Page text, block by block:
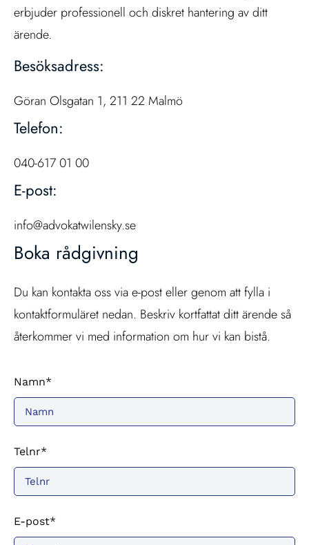
erbjuder professionell och diskret hantering av ditt
ärende.
Besöksadress:
Göran Olsgatan 1, 211 22 Malmö
Telefon:
040-617 01 00
E-post:
info@advokatwilensky.se
Boka rådgivning
Du kan kontakta oss via e-post eller genom att fylla i
kontaktformuläret nedan. Beskriv kortfattat ditt ärende så
återkommer vi med information om hur vi kan bistå.
Namn*
Telnr*
E-post*